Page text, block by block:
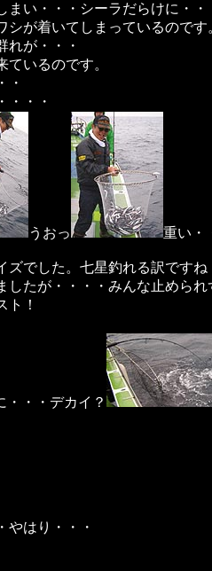
まい・・・シーラだらけに・・
シが着いてしまっているのです
れが・・・
いるのです。
・
・・・
うおっ 重い・
ズでした。七星釣れる訳ですね
したが・・・・みんな止められ
ト！
・・・デカイ？
やはり・・・